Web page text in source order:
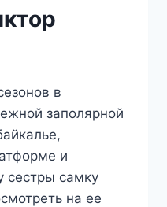
в
заполярной
и
сестры самку
на ее